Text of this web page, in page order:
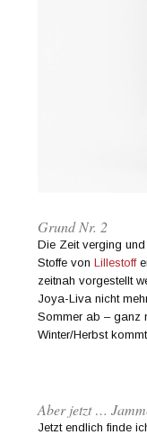
Grund Nr. 2
Die Zeit verging
Stoffe vonLillestoff
zeitnah vorgestellt
Joya-Liva nicht
Sommer ab – ganz
Winter/Herbst
Aber jetzt …
Jetzt endlich finde